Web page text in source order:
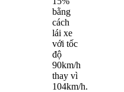
bằng
cách
lái xe
với tốc
độ
90km/h
thay vì
104km/h.